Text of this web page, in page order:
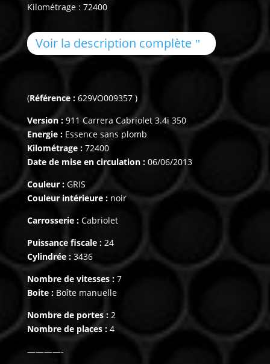
Kilométrage : 72400
Voir la description complète
(Référence : 629VO009357 )
Version :911 Carrera Cabriolet 3.4i 350
Energie :Essence sans plomb
Kilométrage :72400
Date de mise en circulation :06/06/2013
Couleur :GRIS
Couleur intérieure : noir
Carrosserie :Cabriolet
Puissance fiscale :24
Cylindrée :3436
Nombre de vitesses :7
Boite :Boîte manuelle
Nombre de portes : 2
Nombre de places :4
————-